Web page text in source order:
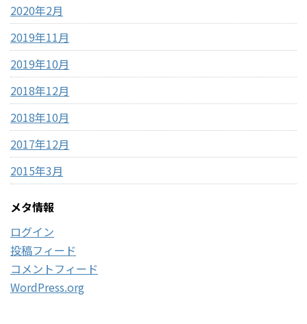
2020年2月
2019年11月
2019年10月
2018年12月
2018年10月
2017年12月
2015年3月
メタ情報
ログイン
投稿フィード
コメントフィード
WordPress.org